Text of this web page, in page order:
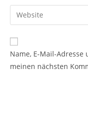
zum
Kommentieren
ein
E-
Mail-
zum
Kommentieren
ein
Gib
deine
Website-
URL
Name, E-Mail-
meinen nächsten